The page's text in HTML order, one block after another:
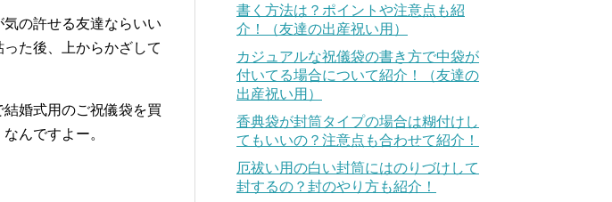
の許せる友達ならいい
た後、上からかざして
婚式用のご祝儀袋を買
んですよー。
書く方法は？ポイントや注意点も紹
介！（友達の出産祝い用）
カジュアルな祝儀袋の書き方で中袋が
付いてる場合について紹介！（友達の
出産祝い用）
香典袋が封筒タイプの場合は糊付けし
てもいいの？注意点も合わせて紹介！
厄祓い用の白い封筒にはのりづけして
封するの？封のやり方も紹介！